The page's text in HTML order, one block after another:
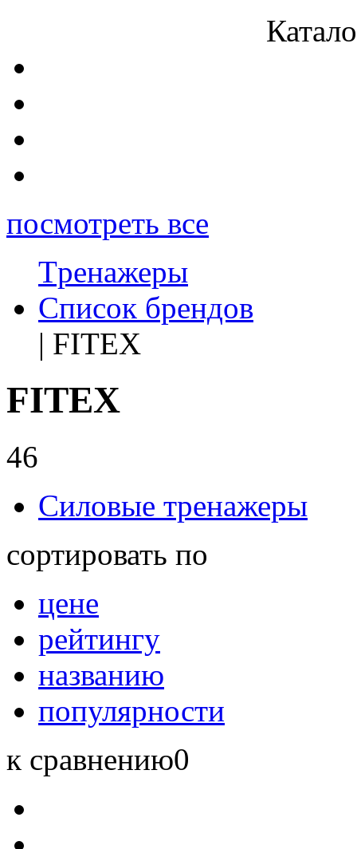
посмотреть все
Tренажеры
Список брендов
| FITEX
FITEX
46
Силовые тренажеры
сортировать по
цене
рейтингу
названию
популярности
к сравнению0